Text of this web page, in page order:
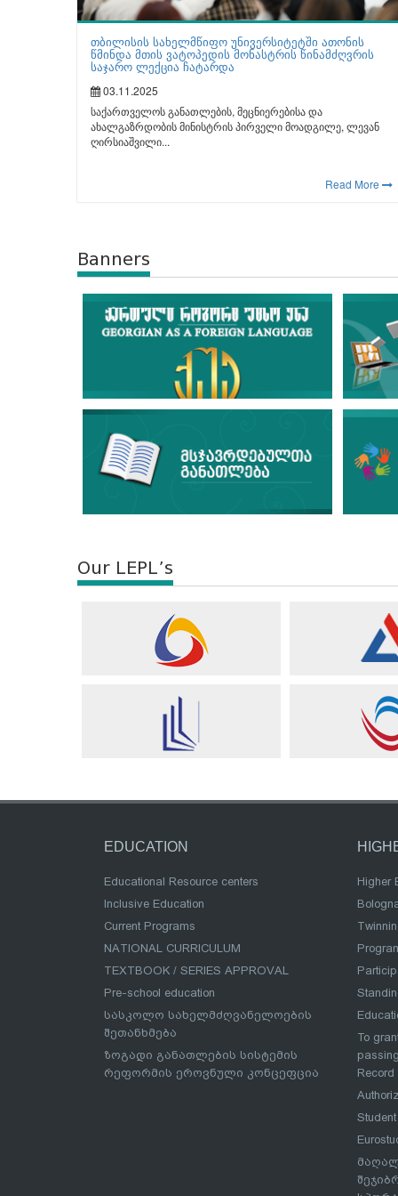
თბილისის სახელმწიფო უნივერსიტეტში ათონის
წმინდა მთის ვატოპედის მონასტრის წინამძღვრის
საჯარო ლექცია ჩატარდა
03.11.2025
საქართველოს განათლების, მეცნიერებისა და
ახალგაზრდობის მინისტრის პირველი მოადგილე, ლევან
ღირსიაშვილი...
Read More
Banners
Our LEPL’s
EDUCATION
Educational Resource centers
Inclusive Education
Current Programs
NATIONAL CURRICULUM
TEXTBOOK / SERIES APPROVAL
Pre-school education
სასკოლო სახელმძღვანელოების
შეთანხმება
ზოგადი განათლების სისტემის
რეფორმის ეროვნული კონცეფცია
Higher
To